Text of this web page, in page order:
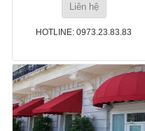
Liên hệ
HOTLINE: 0973.23.83.83